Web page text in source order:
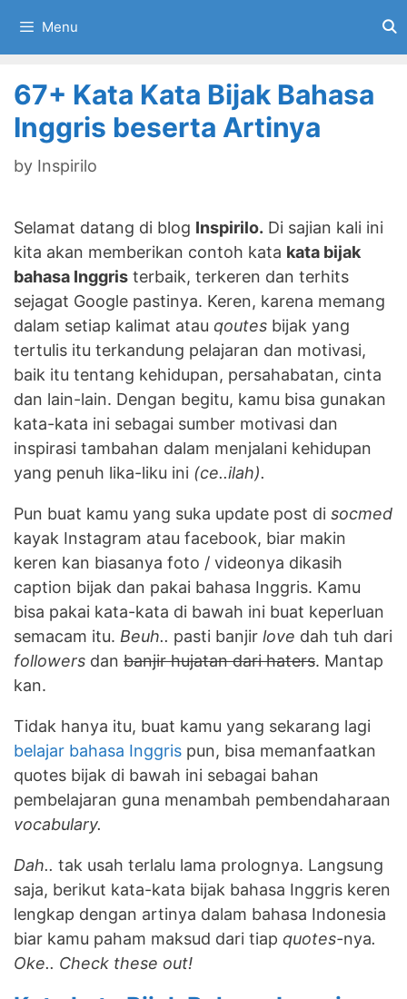
content
Menu
67+ Kata Kata Bijak Bahasa
Inggris beserta Artinya
by Inspirilo
Selamat datang di blog Inspirilo. Di sajian kali ini
kita akan memberikan contoh kata kata bijak
bahasa Inggris terbaik, terkeren dan terhits
sejagat Google pastinya. Keren, karena memang
dalam setiap kalimat atau qoutes bijak yang
tertulis itu terkandung pelajaran dan motivasi,
baik itu tentang kehidupan, persahabatan, cinta
dan lain-lain. Dengan begitu, kamu bisa gunakan
kata-kata ini sebagai sumber motivasi dan
inspirasi tambahan dalam menjalani kehidupan
yang penuh lika-liku ini (ce..ilah).
Pun buat kamu yang suka update post di socmed
kayak Instagram atau facebook, biar makin
keren kan biasanya foto / videonya dikasih
caption bijak dan pakai bahasa Inggris. Kamu
bisa pakai kata-kata di bawah ini buat keperluan
semacam itu. Beuh.. pasti banjir love dah tuh dari
followers dan banjir hujatan dari haters. Mantap
kan.
Tidak hanya itu, buat kamu yang sekarang lagi
belajar bahasa Inggris pun, bisa memanfaatkan
quotes bijak di bawah ini sebagai bahan
pembelajaran guna menambah pembendaharaan
vocabulary.
Dah.. tak usah terlalu lama prolognya. Langsung
saja, berikut kata-kata bijak bahasa Inggris keren
lengkap dengan artinya dalam bahasa Indonesia
biar kamu paham maksud dari tiap quotes-nya.
Oke.. Check these out!